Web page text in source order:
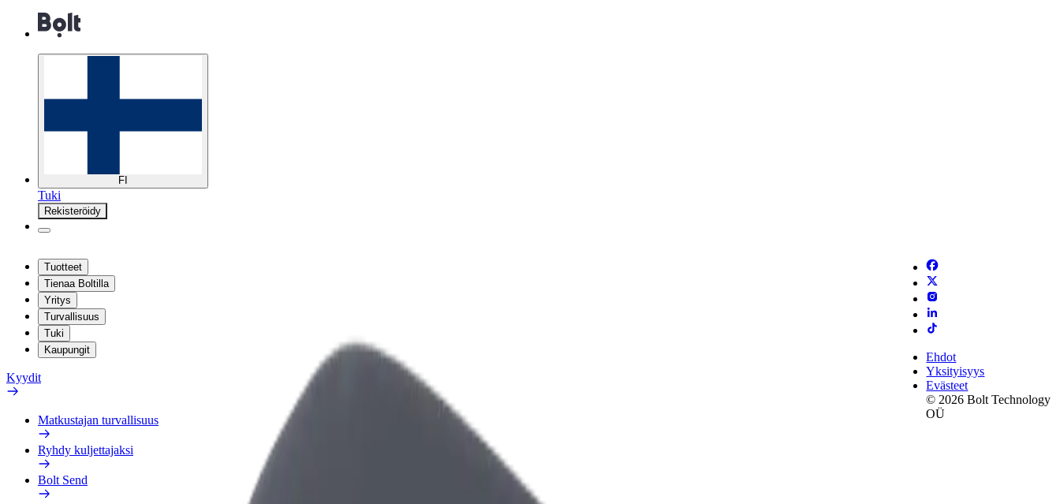
FI
Tuki
Rekisteröidy
Tuotteet
Tienaa Boltilla
Yritys
Turvallisuus
Tuki
Kaupungit
Kyydit
Matkustajan turvallisuus
Ryhdy kuljettajaksi
Bolt Send
Ehdot
Yksityisyys
Evästeet
© 2026 Bolt Technology
OÜ